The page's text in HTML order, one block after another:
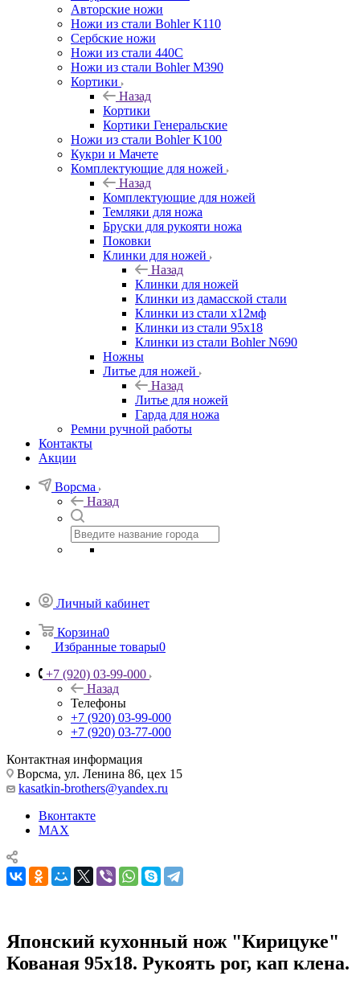
Авторские ножи
Ножи из стали Bohler K110
Сербские ножи
Ножи из стали 440С
Ножи из стали Bohler M390
Кортики
Назад
Кортики
Кортики Генеральские
Ножи из стали Bohler K100
Кукри и Мачете
Комплектующие для ножей
Назад
Комплектующие для ножей
Темляки для ножа
Бруски для рукояти ножа
Поковки
Клинки для ножей
Назад
Клинки для ножей
Клинки из дамасской стали
Клинки из стали х12мф
Клинки из стали 95х18
Клинки из стали Bohler N690
Ножны
Литье для ножей
Назад
Литье для ножей
Гарда для ножа
Ремни ручной работы
Контакты
Акции
Ворсма
Назад
Личный кабинет
Корзина0
Избранные товары0
+7 (920) 03-99-000
Назад
Телефоны
+7 (920) 03-99-000
+7 (920) 03-77-000
Контактная информация
Ворсма, ул. Ленина 86, цех 15
kasatkin-brothers@yandex.ru
Вконтакте
MAX
Японский кухонный нож "Кирицуке"
Кованая 95х18. Рукоять рог, кап клена.